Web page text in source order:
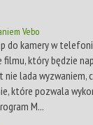
Vebo
do kamery w
który będzie
lada wyzwaniem,
które pozwala
M...